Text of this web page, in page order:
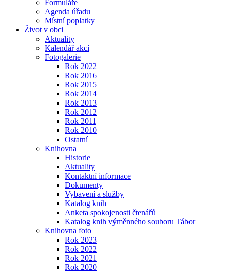
Formuláře
Agenda úřadu
Místní poplatky
Život v obci
Aktuality
Kalendář akcí
Fotogalerie
Rok 2022
Rok 2016
Rok 2015
Rok 2014
Rok 2013
Rok 2012
Rok 2011
Rok 2010
Ostatní
Knihovna
Historie
Aktuality
Kontaktní informace
Dokumenty
Vybavení a služby
Katalog knih
Anketa spokojenosti čtenářů
Katalog knih výměnného souboru Tábor
Knihovna foto
Rok 2023
Rok 2022
Rok 2021
Rok 2020